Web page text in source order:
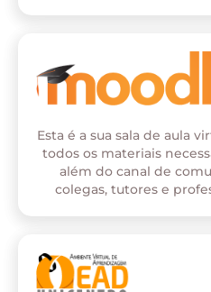
Esta é a sua sala de aula
todos os materiais
além do canal de
colegas, tutores e